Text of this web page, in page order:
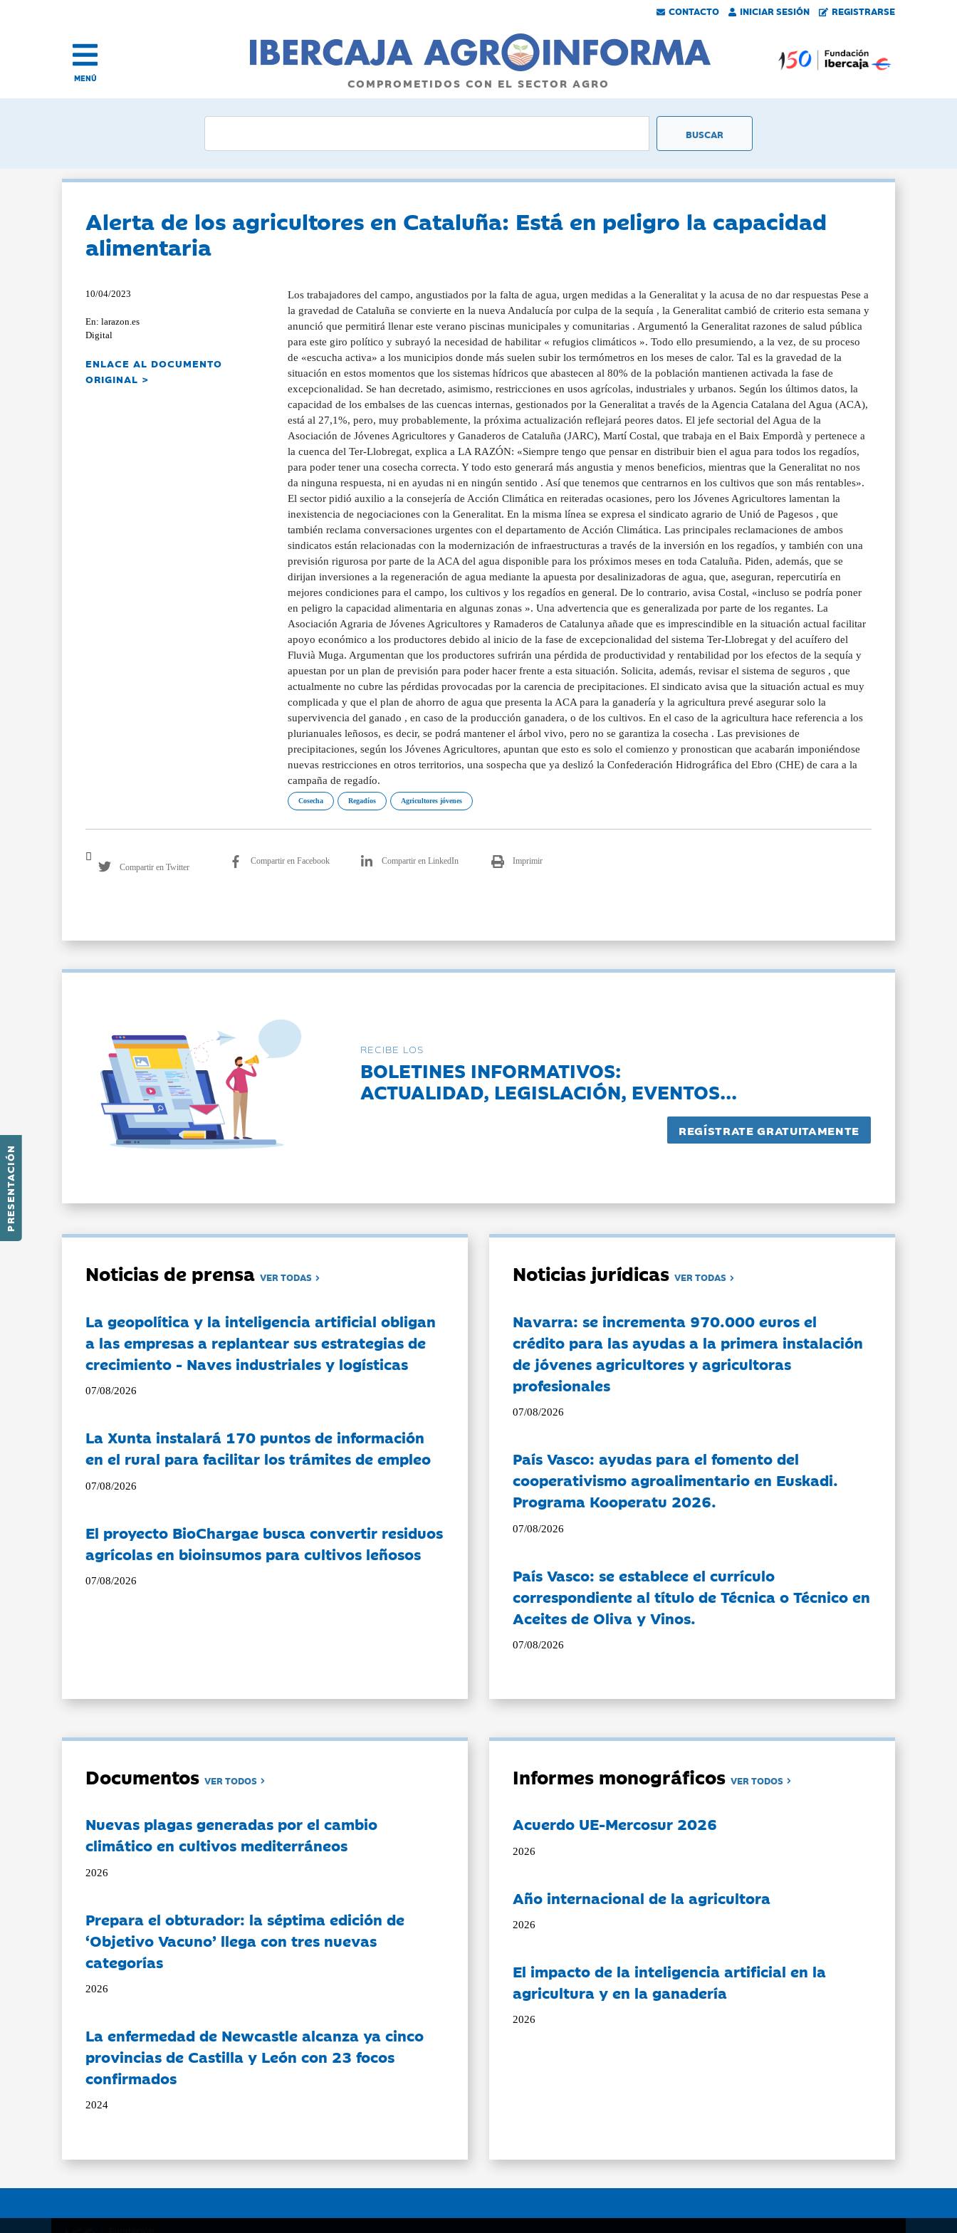
CONTACTO INICIAR SESIÓN REGISTRARSE
PRESENTACIÓN
MENÚ COMPROMETIDOS CON EL SECTOR AGRO
Alerta de los agricultores en Cataluña: Está en peligro la capacidad
alimentaria
10/04/2023
En: larazon.es
Digital
ENLACE AL DOCUMENTO
ORIGINAL >
Los trabajadores del campo, angustiados por la falta de agua, urgen medidas a la Generalitat y la acusa de no dar respuestas Pese a
la gravedad de Cataluña se convierte en la nueva Andalucía por culpa de la sequía , la Generalitat cambió de criterio esta semana y
anunció que permitirá llenar este verano piscinas municipales y comunitarias . Argumentó la Generalitat razones de salud pública
para este giro político y subrayó la necesidad de habilitar « refugios climáticos ». Todo ello presumiendo, a la vez, de su proceso
de «escucha activa» a los municipios donde más suelen subir los termómetros en los meses de calor. Tal es la gravedad de la
situación en estos momentos que los sistemas hídricos que abastecen al 80% de la población mantienen activada la fase de
excepcionalidad. Se han decretado, asimismo, restricciones en usos agrícolas, industriales y urbanos. Según los últimos datos, la
capacidad de los embalses de las cuencas internas, gestionados por la Generalitat a través de la Agencia Catalana del Agua (ACA),
está al 27,1%, pero, muy probablemente, la próxima actualización reflejará peores datos. El jefe sectorial del Agua de la
Asociación de Jóvenes Agricultores y Ganaderos de Cataluña (JARC), Martí Costal, que trabaja en el Baix Empordà y pertenece a
la cuenca del Ter-Llobregat, explica a LA RAZÓN: «Siempre tengo que pensar en distribuir bien el agua para todos los regadíos,
para poder tener una cosecha correcta. Y todo esto generará más angustia y menos beneficios, mientras que la Generalitat no nos
da ninguna respuesta, ni en ayudas ni en ningún sentido . Así que tenemos que centrarnos en los cultivos que son más rentables».
El sector pidió auxilio a la consejería de Acción Climática en reiteradas ocasiones, pero los Jóvenes Agricultores lamentan la
inexistencia de negociaciones con la Generalitat. En la misma línea se expresa el sindicato agrario de Unió de Pagesos , que
también reclama conversaciones urgentes con el departamento de Acción Climática. Las principales reclamaciones de ambos
sindicatos están relacionadas con la modernización de infraestructuras a través de la inversión en los regadíos, y también con una
previsión rigurosa por parte de la ACA del agua disponible para los próximos meses en toda Cataluña. Piden, además, que se
dirijan inversiones a la regeneración de agua mediante la apuesta por desalinizadoras de agua, que, aseguran, repercutiría en
mejores condiciones para el campo, los cultivos y los regadíos en general. De lo contrario, avisa Costal, «incluso se podría poner
en peligro la capacidad alimentaria en algunas zonas ». Una advertencia que es generalizada por parte de los regantes. La
Asociación Agraria de Jóvenes Agricultores y Ramaderos de Catalunya añade que es imprescindible en la situación actual facilitar
apoyo económico a los productores debido al inicio de la fase de excepcionalidad del sistema Ter-Llobregat y del acuífero del
Fluvià Muga. Argumentan que los productores sufrirán una pérdida de productividad y rentabilidad por los efectos de la sequía y
apuestan por un plan de previsión para poder hacer frente a esta situación. Solicita, además, revisar el sistema de seguros , que
actualmente no cubre las pérdidas provocadas por la carencia de precipitaciones. El sindicato avisa que la situación actual es muy
complicada y que el plan de ahorro de agua que presenta la ACA para la ganadería y la agricultura prevé asegurar solo la
supervivencia del ganado , en caso de la producción ganadera, o de los cultivos. En el caso de la agricultura hace referencia a los
plurianuales leñosos, es decir, se podrá mantener el árbol vivo, pero no se garantiza la cosecha . Las previsiones de
precipitaciones, según los Jóvenes Agricultores, apuntan que esto es solo el comienzo y pronostican que acabarán imponiéndose
nuevas restricciones en otros territorios, una sospecha que ya deslizó la Confederación Hidrográfica del Ebro (CHE) de cara a la
campaña de regadío.
Cosecha Regadíos Agricultores jóvenes
Compartir en Twitter
Compartir en Facebook Compartir en LinkedIn Imprimir
RECIBE LOS
BOLETINES INFORMATIVOS:
ACTUALIDAD, LEGISLACIÓN, EVENTOS...
Noticias de prensaVER TODAS
La geopolítica y la inteligencia artificial obligan
a las empresas a replantear sus estrategias de
crecimiento - Naves industriales y logísticas
07/08/2026
La Xunta instalará 170 puntos de información
en el rural para facilitar los trámites de empleo
07/08/2026
El proyecto BioChargae busca convertir residuos
agrícolas en bioinsumos para cultivos leñosos
07/08/2026
Noticias jurídicasVER TODAS
Navarra: se incrementa 970.000 euros el
crédito para las ayudas a la primera instalación
de jóvenes agricultores y agricultoras
profesionales
07/08/2026
País Vasco: ayudas para el fomento del
cooperativismo agroalimentario en Euskadi.
Programa Kooperatu 2026.
07/08/2026
País Vasco: se establece el currículo
correspondiente al título de Técnica o Técnico en
Aceites de Oliva y Vinos.
07/08/2026
DocumentosVER TODOS
Nuevas plagas generadas por el cambio
climático en cultivos mediterráneos
2026
Prepara el obturador: la séptima edición de
‘Objetivo Vacuno’ llega con tres nuevas
categorías
2026
La enfermedad de Newcastle alcanza ya cinco
provincias de Castilla y León con 23 focos
confirmados
2024
Informes monográficosVER TODOS
Acuerdo UE-Mercosur 2026
2026
Año internacional de la agricultora
2026
El impacto de la inteligencia artificial en la
agricultura y en la ganadería
2026